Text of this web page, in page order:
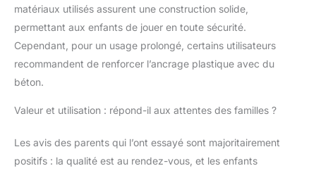
matériaux utilisés assurent une construction solide,
permettant aux enfants de jouer en toute sécurité.
Cependant, pour un usage prolongé, certains utilisateurs
recommandent de renforcer l’ancrage plastique avec du
béton.
Valeur et utilisation : répond-il aux attentes des familles ?
Les avis des parents qui l’ont essayé sont majoritairement
positifs : la qualité est au rendez-vous, et les enfants